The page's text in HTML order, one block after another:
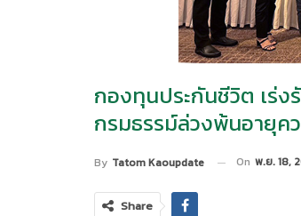
กองทุนประกันชีวิต เร่
กรมธรรม์ล่วงพ้นอายุค
By Tatom Kaoupdate On พ.ย. 18,
Share